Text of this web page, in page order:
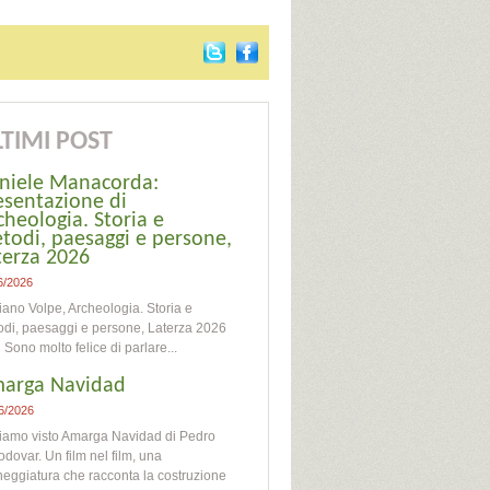
POST
Manacorda:
di
Storia e
paesaggi e persone,
2026
2026
Volpe, Archeologia. Storia e
paesaggi e persone, Laterza 2026
molto felice di parlare...
Navidad
2026
visto Amarga Navidad di Pedro
Un film nel film, una
che racconta la costruzione